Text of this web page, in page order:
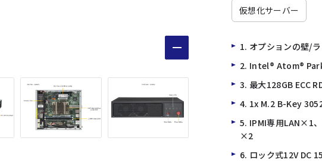
仮想化サーバー
1. オプションの壁/
2. Intel® Atom®
3. 最大128GB ECC
4. 1x M.2 B-Key
5. IPMI専用LAN×1
×2
6. ロック式12V DC